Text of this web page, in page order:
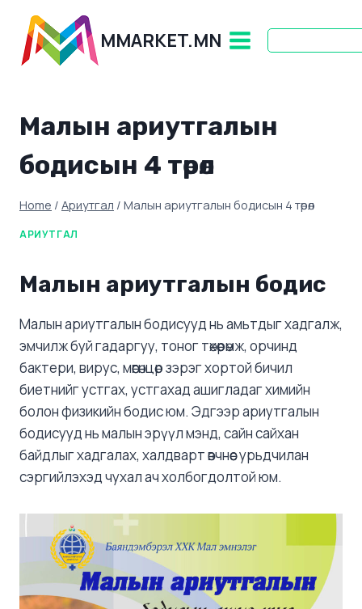
content
MMARKET.MN
Малын ариутгалын
бодисын 4 төрөл
Home / Ариутгал / Малын ариутгалын бодисын 4 төрөл
АРИУТГАЛ
Малын ариутгалын бодис
Малын ариутгалын бодисууд нь амьтдыг хадгалж,
эмчилж буй гадаргуу, тоног төхөөрөмж, орчинд
бактери, вирус, мөөгөнцөр зэрэг хортой бичил
биетнийг устгах, устгахад ашигладаг химийн
болон физикийн бодис юм. Эдгээр ариутгалын
бодисууд нь малын эрүүл мэнд, сайн сайхан
байдлыг хадгалах, халдварт өвчнөөс урьдчилан
сэргийлэхэд чухал ач холбогдолтой юм.